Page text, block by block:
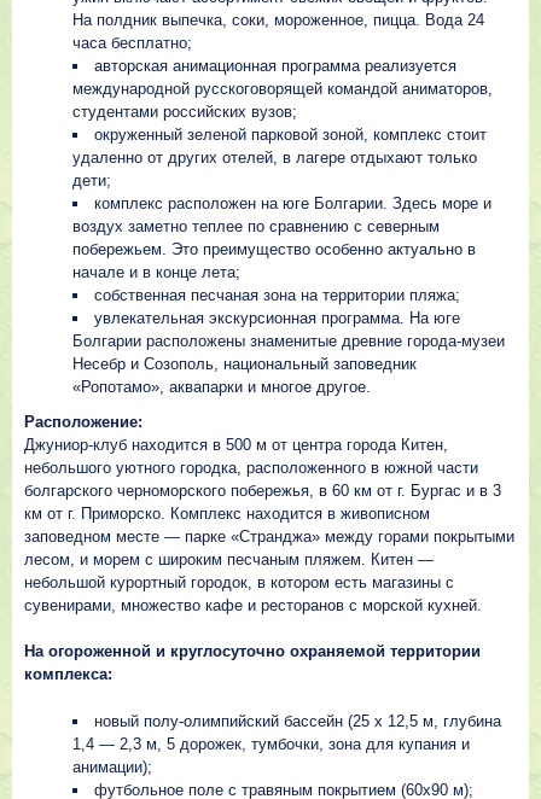
На полдник выпечка, соки, мороженное, пицца. Вода 24
часа бесплатно;
авторская анимационная программа реализуется
международной русскоговорящей командой аниматоров,
студентами российских вузов;
окруженный зеленой парковой зоной, комплекс стоит
удаленно от других отелей, в лагере отдыхают только
дети;
комплекс расположен на юге Болгарии. Здесь море и
воздух заметно теплее по сравнению с северным
побережьем. Это преимущество особенно актуально в
начале и в конце лета;
собственная песчаная зона на территории пляжа;
увлекательная экскурсионная программа. На юге
Болгарии расположены знаменитые древние города-музеи
Несебр и Созополь, национальный заповедник
«Ропотамо», аквапарки и многое другое.
Расположение:
Джуниор-клуб находится в 500 м от центра города Китен,
небольшого уютного городка, расположенного в южной части
болгарского черноморского побережья, в 60 км от г. Бургас и в 3
км от г. Приморско. Комплекс находится в живописном
заповедном месте — парке «Странджа» между горами покрытыми
лесом, и морем с широким песчаным пляжем. Китен —
небольшой курортный городок, в котором есть магазины с
сувенирами, множество кафе и ресторанов с морской кухней.
На огороженной и круглосуточно охраняемой территории
комплекса:
новый полу-олимпийский бассейн (25 х 12,5 м, глубина
1,4 — 2,3 м, 5 дорожек, тумбочки, зона для купания и
анимации);
футбольное поле с травяным покрытием (60х90 м);